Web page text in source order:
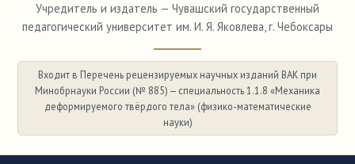
Учредитель и издатель — Чувашский государственный
педагогический университет им. И. Я. Яковлева, г. Чебоксары
Входит в Перечень рецензируемых научных изданий ВАК при
Минобрнауки России (№ 885) — специальность 1.1.8 «Механика
деформируемого твёрдого тела» (физико-математические
науки)